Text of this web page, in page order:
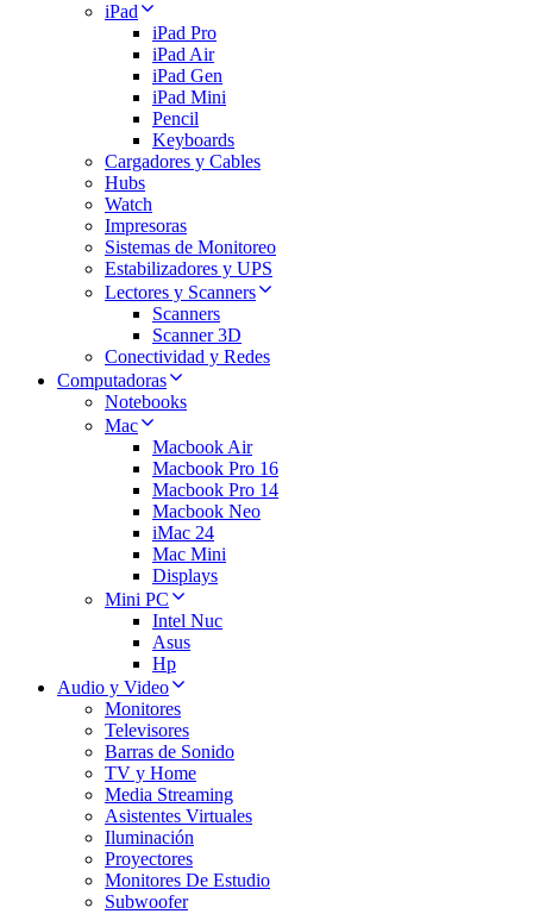
iPad
iPad Pro
iPad Air
iPad Gen
iPad Mini
Pencil
Keyboards
Cargadores y Cables
Hubs
Watch
Impresoras
Sistemas de Monitoreo
Estabilizadores y UPS
Lectores y Scanners
Scanners
Scanner 3D
Conectividad y Redes
Computadoras
Notebooks
Mac
Macbook Air
Macbook Pro 16
Macbook Pro 14
Macbook Neo
iMac 24
Mac Mini
Displays
Mini PC
Intel Nuc
Asus
Hp
Audio y Video
Monitores
Televisores
Barras de Sonido
TV y Home
Media Streaming
Asistentes Virtuales
Iluminación
Proyectores
Monitores De Estudio
Subwoofer